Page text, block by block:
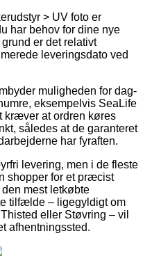
> UV foto er
har behov for dine nye
er det relativt
leveringsdato ved
muligheden for dag-
eksempelvis SeaLife
kræver at ordren køres
således at de garanteret
har fyraften.
levering, men i de fleste
shopper for et præcist
mest letkøbte
tilfælde – ligegyldigt om
eller Støvring – vil
afhentningssted.